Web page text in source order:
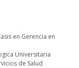
en Gerencia en
Universitaria
de Salud